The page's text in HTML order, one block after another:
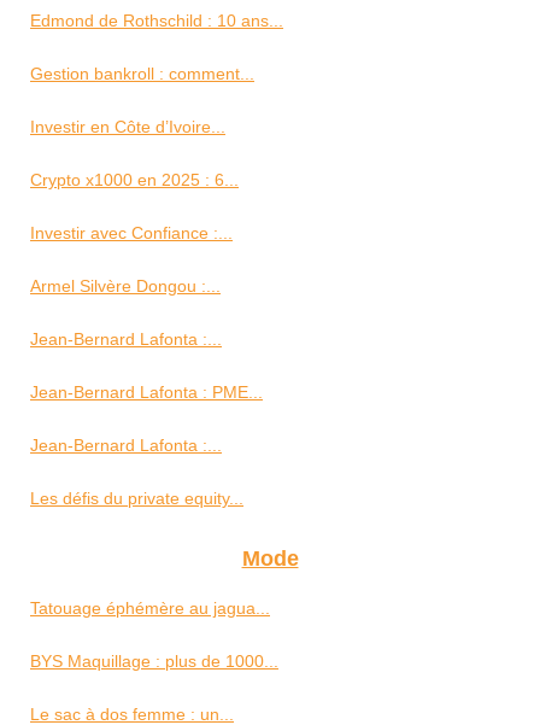
Edmond de Rothschild : 10 ans...
Gestion bankroll : comment...
Investir en Côte d’Ivoire...
Crypto x1000 en 2025 : 6...
Investir avec Confiance :...
Armel Silvère Dongou :...
Jean-Bernard Lafonta :...
Jean-Bernard Lafonta : PME...
Jean-Bernard Lafonta :...
Les défis du private equity...
Mode
Tatouage éphémère au jagua...
BYS Maquillage : plus de 1000...
Le sac à dos femme : un...